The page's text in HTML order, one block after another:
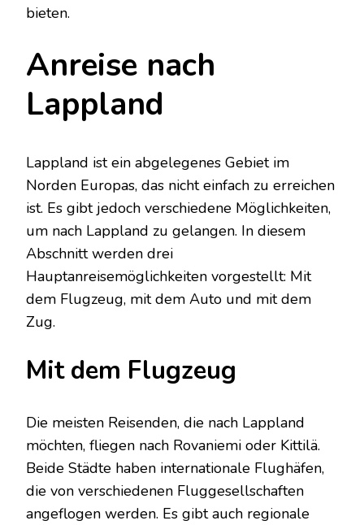
bieten.
Anreise nach
Lappland
Lappland ist ein abgelegenes Gebiet im
Norden Europas, das nicht einfach zu erreichen
ist. Es gibt jedoch verschiedene Möglichkeiten,
um nach Lappland zu gelangen. In diesem
Abschnitt werden drei
Hauptanreisemöglichkeiten vorgestellt: Mit
dem Flugzeug, mit dem Auto und mit dem
Zug.
Mit dem Flugzeug
Die meisten Reisenden, die nach Lappland
möchten, fliegen nach Rovaniemi oder Kittilä.
Beide Städte haben internationale Flughäfen,
die von verschiedenen Fluggesellschaften
angeflogen werden. Es gibt auch regionale